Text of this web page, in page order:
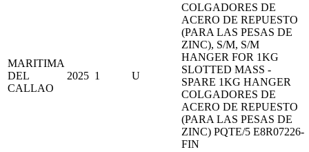
MARITIMA
DEL
CALLAO
2025 1 U
COLGADORES DE
ACERO DE REPUESTO
(PARA LAS PESAS DE
ZINC), S/M, S/M
HANGER FOR 1KG
SLOTTED MASS -
SPARE 1KG HANGER
COLGADORES DE
ACERO DE REPUESTO
(PARA LAS PESAS DE
ZINC) PQTE/5 E8R07226-
FIN